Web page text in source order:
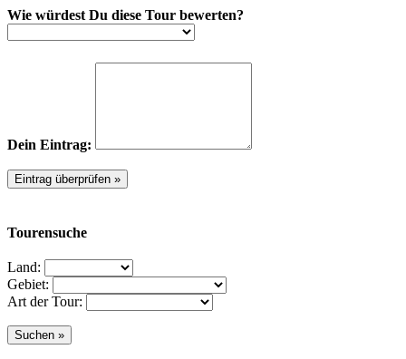
Wie würdest Du diese Tour bewerten?
Dein Eintrag:
Tourensuche
Land:
Gebiet:
Art der Tour: